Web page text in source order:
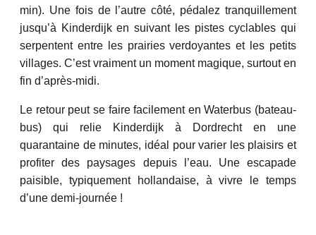
min). Une fois de l’autre côté, pédalez tranquillement
jusqu’à Kinderdijk en suivant les pistes cyclables qui
serpentent entre les prairies verdoyantes et les petits
villages. C’est vraiment un moment magique, surtout en
fin d’après-midi.
Le retour peut se faire facilement en Waterbus (bateau-
bus) qui relie Kinderdijk à Dordrecht en une
quarantaine de minutes, idéal pour varier les plaisirs et
profiter des paysages depuis l’eau. Une escapade
paisible, typiquement hollandaise, à vivre le temps
d’une demi-journée !